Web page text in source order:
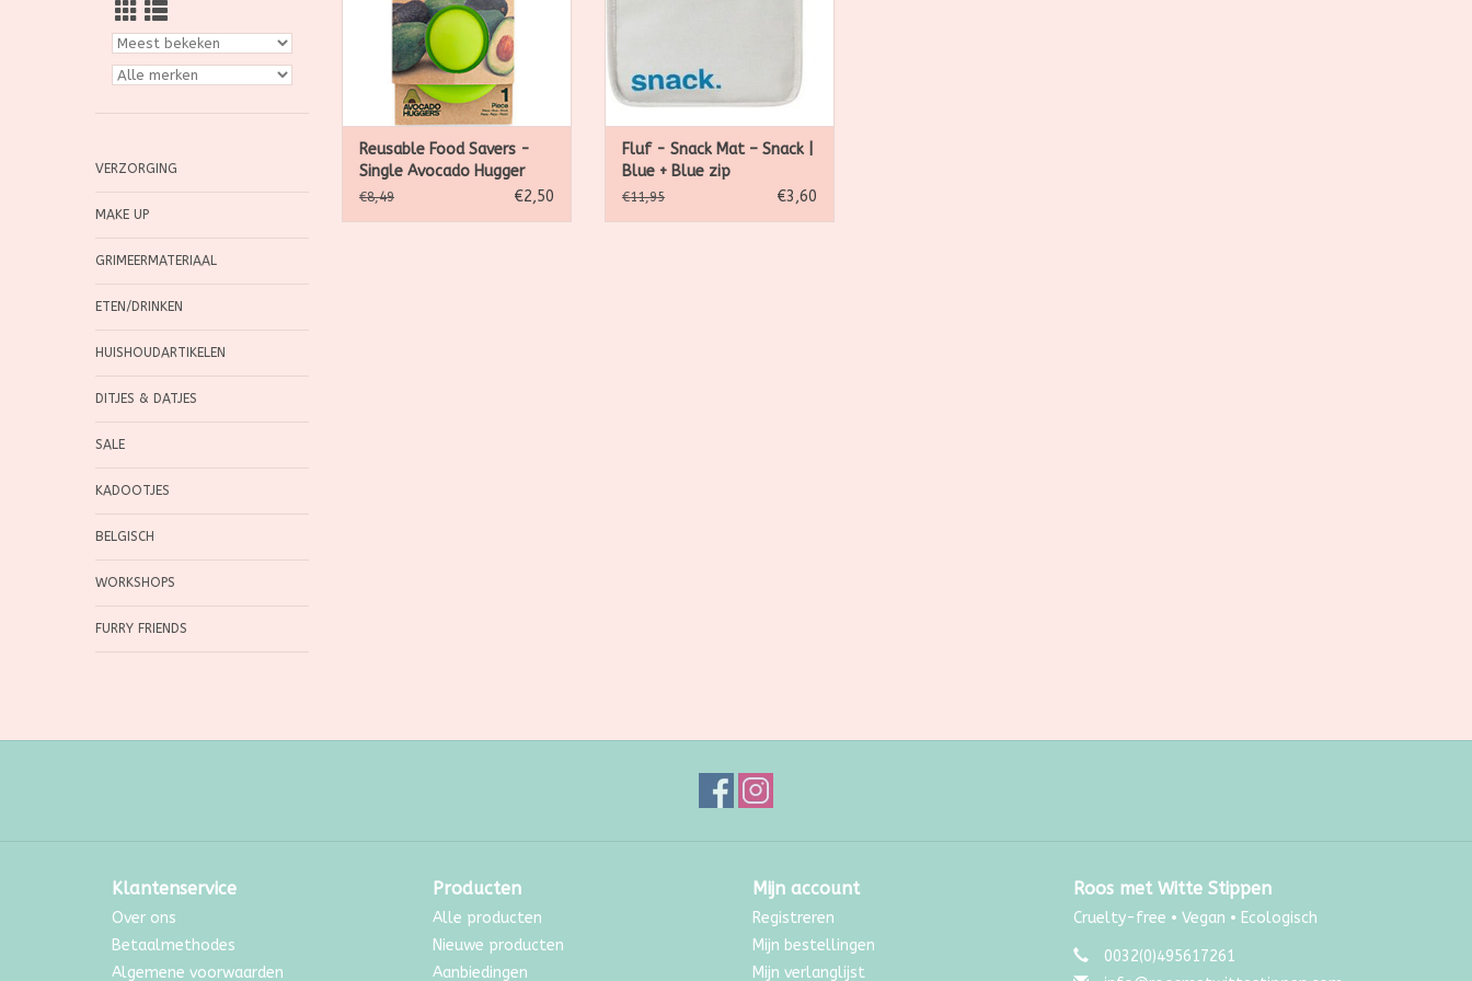
VERZORGING
MAKE UP
GRIMEERMATERIAAL
ETEN/DRINKEN
HUISHOUDARTIKELEN
DITJES & DATJES
SALE
KADOOTJES
BELGISCH
WORKSHOPS
FURRY FRIENDS
Huggers om gesneden fruit en
groenten vers te houden.
TOEVOEGEN AAN WINKELWAGEN
Reusable Food Savers -
Single Avocado Hugger
€8,49 €2,50
Fluf - Snack Mat – Snack |
Blue + Blue zip
€11,95 €3,60
Klantenservice
Over ons
Betaalmethodes
Algemene voorwaarden
Producten
Alle producten
Nieuwe producten
Aanbiedingen
Mijn account
Registreren
Mijn bestellingen
Mijn verlanglijst
Roos met Witte Stippen
Cruelty-free • Vegan • Ecologisch
0032(0)495617261